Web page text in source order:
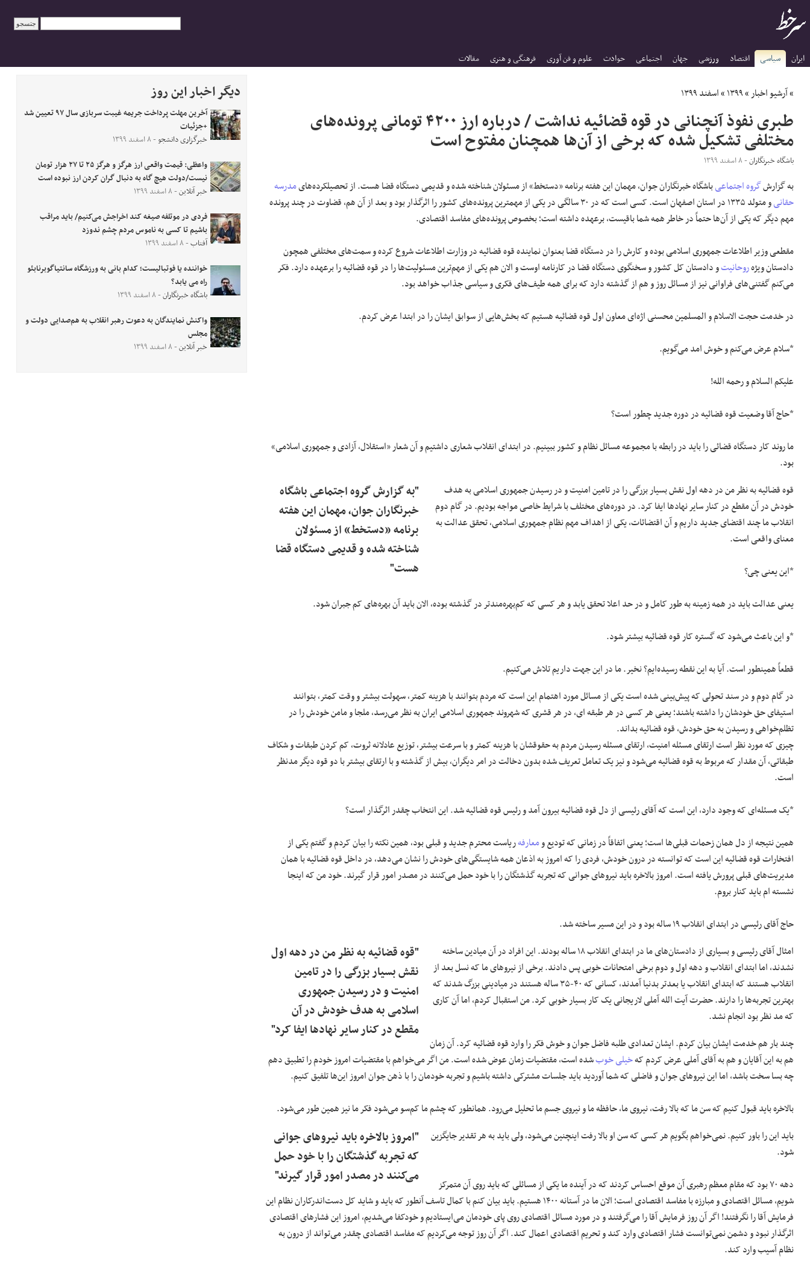
ایران سیاسی اقتصاد ورزشی جهان اجتماعی حوادث علوم و فن آوری فرهنگی و هنری مقالات
»آرشیو اخبار»۱۳۹۹»اسفند ۱۳۹۹
طبری نفوذ آنچنانی در قوه قضائیه نداشت / درباره ارز ۴۲۰۰ تومانی پرونده‌های
مختلفی تشکیل شده که برخی از آن‌ها همچنان مفتوح است
باشگاه خبرنگاران- ۸ اسفند ۱۳۹۹
به گزارشگروه اجتماعیباشگاه خبرنگاران جوان، مهمان این هفته برنامه «دستخط» از مسئولان شناخته شده و قدیمی دستگاه قضا هست. از تحصیلکرده‌هایمدرسه
حقانی
و متولد ۱۳۳۵ در استان اصفهان است. کسی است که در ۳۰ سالگی در یکی از مهمترین پرونده‌های کشور را اثرگذار بود و بعد از آن هم، قضاوت در چند پرونده
مهم دیگر که یکی از آن‌ها حتماً در خاطر همه شما باقیست، برعهده داشته است؛ بخصوص پرونده‌های مفاسد اقتصادی.
مقطعی وزیر اطلاعات جمهوری اسلامی بوده و کارش را در دستگاه قضا بعنوان نماینده قوه قضائیه در وزارت اطلاعات شروع کرده و سمت‌های مختلفی همچون
دادستان ویژهروحانیتو دادستان کل کشور و سخنگوی دستگاه قضا در کارنامه اوست و الان هم یکی از مهم‌ترین مسئولیت‌ها را در قوه قضائیه را برعهده دارد. فکر
می‌کنم گفتنی‌های فراوانی نیز از مسائل روز و هم از گذشته دارد که برای همه طیف‌های فکری و سیاسی جذاب خواهد بود.
در خدمت حجت الاسلام و المسلمین محسنی اژه‌ای معاون اول قوه قضائیه هستیم که بخش‌هایی از سوابق ایشان را در ابتدا عرض کردم.
*سلام عرض می‌کنم و خوش امد می‌گویم.
علیکم السلام و رحمه الله!
*حاج آقا وضعیت قوه قضائیه در دوره جدید چطور است؟
ما روند کار دستگاه قضائی را باید در رابطه با مجموعه مسائل نظام و کشور ببینیم. در ابتدای انقلاب شعاری داشتیم و آن شعار «استقلال، آزادی و جمهوری اسلامی»
بود.
"به گزارش گروه اجتماعی باشگاه
خبرنگاران جوان، مهمان این هفته
برنامه «دستخط» از مسئولان
شناخته شده و قدیمی دستگاه قضا
هست"
قوه قضائیه به نظر من در دهه اول نقش بسیار بزرگی را در تامین امنیت و در رسیدن جمهوری اسلامی به هدف
خودش در آن مقطع در کنار سایر نهاد‌ها ایفا کرد. در دوره‌های مختلف با شرایط خاصی مواجه بودیم. در گام دوم
انقلاب ما چند اقتضای جدید داریم و آن اقتضائات، یکی از اهداف مهم نظام جمهوری اسلامی، تحقق عدالت به
معنای واقعی است.
*این یعنی چی؟
یعنی عدالت باید در همه زمینه به طور کامل و در حد اعلا تحقق یابد و هر کسی که کم‌بهره‌مندتر در گذشته بوده، الان باید آن بهره‌های کم جبران شود.
*و این باعث می‌شود که گستره کار قوه قضائیه بیشتر شود.
قطعاً همینطور است. آیا به این نقطه رسیده‌ایم؟ نخیر. ما در این جهت داریم تلاش می‌کنیم.
در گام دوم و در سند تحولی که پیش‌بینی شده است یکی از مسائل مورد اهتمام این است که مردم بتوانند با هزینه کمتر، سهولت بیشتر و وقت کمتر، بتوانند
استیفای حق خودشان را داشته باشند؛ یعنی هر کسی در هر طبقه ای، در هر قشری که شهروند جمهوری اسلامی ایران به نظر می‌رسد، ملجا و مامن خودش را در
تظلم‌خواهی و رسیدن به حق خودش، قوه قضائیه بداند.
چیزی که مورد نظر است ارتقای مسئله امنیت، ارتقای مسئله رسیدن مردم به حقوقشان با هزینه کمتر و با سرعت بیشتر، توزیع عادلانه ثروت، کم کردن طبقات و شکاف
طبقاتی، آن مقدار که مربوط به قوه قضائیه می‌شود و نیز یک تعامل تعریف شده بدون دخالت در امر دیگران، بیش از گذشته و با ارتقای بیشتر با دو قوه دیگر مدنظر
است.
*یک مسئله‌ای که وجود دارد، این است که آقای رئیسی از دل قوه قضائیه بیرون آمد و رئیس قوه قضائیه شد. این انتخاب چقدر اثرگذار است؟
همین نتیجه از دل همان زحمات قبلی‌ها است؛ یعنی اتفاقاً در زمانی که تودیع ومعارفهریاست محترم جدید و قبلی بود، همین نکته را بیان کردم و گفتم یکی از
افتخارات قوه قضائیه این است که توانسته در درون خودش، فردی را که امروز به اذعان همه شایستگی‌های خودش را نشان می‌دهد، در داخل قوه قضائیه با همان
مدیریت‌های قبلی پرورش یافته است. امروز بالاخره باید نیرو‌های جوانی که تجربه گذشتگان را با خود حمل می‌کنند در مصدر امور قرار گیرند. خود من که اینجا
نشسته ام باید کنار بروم.
حاج آقای رئیسی در ابتدای انقلاب ۱۹ ساله بود و در این مسیر ساخته شد.
"قوه قضائیه به نظر من در دهه اول
نقش بسیار بزرگی را در تامین
امنیت و در رسیدن جمهوری
اسلامی به هدف خودش در آن
مقطع در کنار سایر نهاد‌ها ایفا کرد"
امثال آقای رئیسی و بسیاری از دادستان‌های ما در ابتدای انقلاب ۱۸ ساله بودند. این افراد در آن میادین ساخته
نشدند، اما ابتدای انقلاب و دهه اول و دوم برخی امتحانات خوبی پس دادند. برخی از نیرو‌های ما که نسل بعد از
انقلاب هستند که ابتدای انقلاب یا بعدتر بدنیا آمدند، کسانی که ۴۰-۳۵ ساله هستند در میادینی بزرگ شدند که
بهترین تجربه‌ها را دارند. حضرت آیت الله آملی لاریجانی یک کار بسیار خوبی کرد. من استقبال کردم، اما آن کاری
که مد نظر بود انجام نشد.
چند بار هم خدمت ایشان بیان کردم. ایشان تعدادی طلبه فاضل جوان و خوش فکر را وارد قوه قضائیه کرد. آن زمان
هم به این آقایان و هم به آقای آملی عرض کردم کهخیلی خوبشده است، مقتضیات زمان عوض شده است. من اگر می‌خواهم با مقتضیات امروز خودم را تطبیق دهم
چه بسا سخت باشد، اما این نیرو‌های جوان و فاضلی که شما آوردید باید جلسات مشترکی داشته باشیم و تجربه خودمان را با ذهن جوان امروز این‌ها تلفیق کنیم.
بالاخره باید قبول کنیم که سن ما که بالا رفت، نیروی ما، حافظه ما و نیروی جسم ما تحلیل می‌رود. همانطور که چشم ما کم‌سو می‌شود فکر ما نیز همین طور می‌شود.
"امروز بالاخره باید نیرو‌های جوانی
که تجربه گذشتگان را با خود حمل
می‌کنند در مصدر امور قرار گیرند"
باید این را باور کنیم. نمی‌خواهم بگویم هر کسی که سن او بالا رفت اینچنین می‌شود، ولی باید به هر تقدیر جایگزین
شود.
دهه ۷۰ بود که مقام معظم رهبری آن موقع احساس کردند که در آینده ما یکی از مسائلی که باید روی آن متمرکز
شویم، مسائل اقتصادی و مبارزه با مفاسد اقتصادی است؛ الان ما در آستانه ۱۴۰۰ هستیم. باید بیان کنم با کمال تاسف آنطور که باید و شاید کل دست‌اندرکاران نظام این
فرمایش آقا را نگرفتند! اگر آن روز فرمایش آقا را می‌گرفتند و در مورد مسائل اقتصادی روی پای خودمان می‌ایستادیم و خودکفا می‌شدیم، امروز این فشار‌های اقتصادی
اثرگذار نبود و دشمن نمی‌توانست فشار اقتصادی وارد کند و تحریم اقتصادی اعمال کند. اگر آن روز توجه می‌کردیم که مفاسد اقتصادی چقدر می‌تواند از درون به
نظام آسیب وارد کند.
دیگر اخبار این روز
آخرین مهلت پرداخت جریمه غیبت سربازی سال ۹۷ تعیین شد
+جزئیات
خبرگزاری دانشجو- ۸ اسفند ۱۳۹۹
واعظی: قیمت واقعی ارز هرگز و هرگز ۲۵ تا ۲۷ هزار تومان
نیست/دولت هیچ گاه به دنبال گران کردن ارز نبوده است
خبر آنلاین- ۸ اسفند ۱۳۹۹
فردی در موتلفه صیغه کند اخراجش می‌کنیم/ باید مراقب
باشیم تا کسی به ناموس مردم چشم ندوزد
آفتاب- ۸ اسفند ۱۳۹۹
خواننده یا فوتبالیست؛ کدام بانی به ورزشگاه سانتیاگوبرنابئو
راه می یابد؟
باشگاه خبرنگاران- ۸ اسفند ۱۳۹۹
واکنش نمایندگان به دعوت رهبر انقلاب به هم‌صدایی دولت و
مجلس
خبر آنلاین- ۸ اسفند ۱۳۹۹